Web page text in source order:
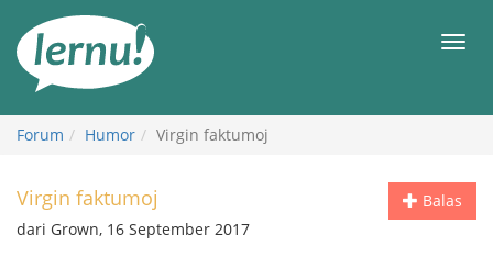
daftar
Forum Humor Virgin faktumoj
Balas
Virgin faktumoj
dari Grown, 16 September 2017